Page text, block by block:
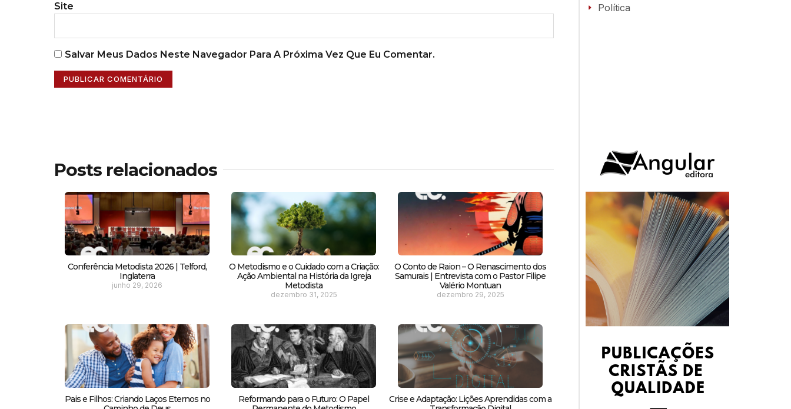
Site
Salvar Meus Dados Neste Navegador Para A Próxima Vez Que Eu Comentar.
Posts relacionados
Conferência Metodista 2026 | Telford,
Inglaterra
junho 29, 2026
O Metodismo e o Cuidado com a Criação:
Ação Ambiental na História da Igreja
Metodista
dezembro 31, 2025
O Conto de Raion – O Renascimento dos
Samurais | Entrevista com o Pastor Filipe
Valério Montuan
dezembro 29, 2025
Pais e Filhos: Criando Laços Eternos no
Reformando para o Futuro: O Papel
Crise e Adaptação: Lições Aprendidas com a
Política